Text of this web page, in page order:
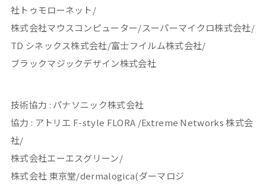
社トゥモローネット/
株式会社マウスコンピューター/スーパーマイクロ株式会社/
TD シネックス株式会社/富士フイルム株式会社/
ブラックマジックデザイン株式会社
技術協力 : パナソニック株式会社
協力 : アトリエ F-style FLORA /Extreme Networks 株式会
社/
株式会社エーエスグリーン/
株式会社 東京堂/dermalogica(ダーマロジ